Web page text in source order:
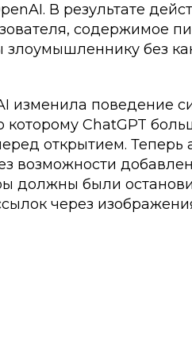
В результате
содержимое
без
изменила поведение
которому ChatGPT
открытием. Теперь
возможности
должны были
через